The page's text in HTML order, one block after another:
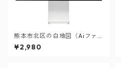
熊本市北区の白地図（Aiファ
イル）
¥2,980